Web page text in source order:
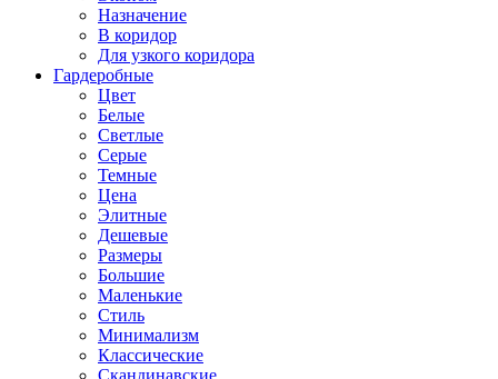
Назначение
В коридор
Для узкого коридора
Гардеробные
Цвет
Белые
Светлые
Серые
Темные
Цена
Элитные
Дешевые
Размеры
Большие
Маленькие
Стиль
Минимализм
Классические
Скандинавские